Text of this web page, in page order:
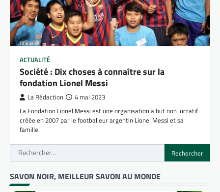
ACTUALITÉ
Société : Dix choses à connaître sur la
fondation Lionel Messi
La Rédaction 4 mai 2023
La Fondation Lionel Messi est une organisation à but non lucratif
créée en 2007 par le footballeur argentin Lionel Messi et sa
famille.
Rechercher :
SAVON NOIR, MEILLEUR SAVON AU MONDE